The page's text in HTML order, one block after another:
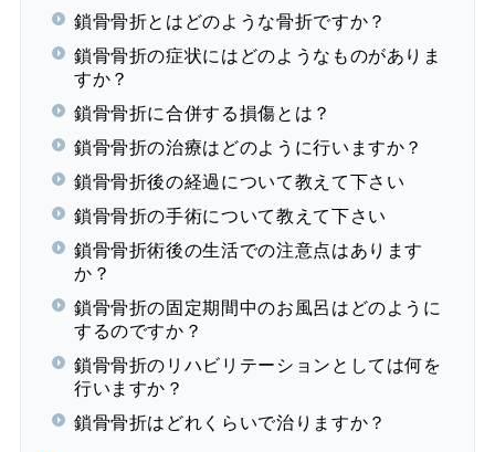
鎖骨骨折とはどのような骨折ですか？
鎖骨骨折の症状にはどのようなものがありま
すか？
鎖骨骨折に合併する損傷とは？
鎖骨骨折の治療はどのように行いますか？
鎖骨骨折後の経過について教えて下さい
鎖骨骨折の手術について教えて下さい
鎖骨骨折術後の生活での注意点はあります
か？
鎖骨骨折の固定期間中のお風呂はどのように
するのですか？
鎖骨骨折のリハビリテーションとしては何を
行いますか？
鎖骨骨折はどれくらいで治りますか？